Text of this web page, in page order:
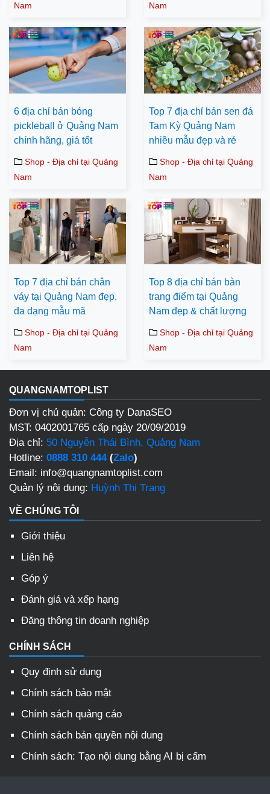
Nam
Nam
6 địa chỉ bán bóng
pickleball ở Quảng Nam
chính hãng, giá tốt
Shop - Địa chỉ tại Quảng
Nam
Top 7 địa chỉ bán sen đá
Tam Kỳ Quảng Nam
nhiều mẫu đẹp và rẻ
Shop - Địa chỉ tại Quảng
Nam
Top 7 địa chỉ bán chân
váy tại Quảng Nam đẹp,
đa dạng mẫu mã
Shop - Địa chỉ tại Quảng
Nam
Top 8 địa chỉ bán bàn
trang điểm tại Quảng
Nam đẹp & chất lượng
Shop - Địa chỉ tại Quảng
Nam
QUANGNAMTOPLIST
Đơn vị chủ quản: Công ty DanaSEO
MST: 0402001765 cấp ngày 20/09/2019
Địa chỉ: 50 Nguyễn Thái Bình, Quảng Nam
Hotline: 0888 310 444(Zalo)
Email: info@quangnamtoplist.com
Quản lý nội dung: Huỳnh Thị Trang
VỀ CHÚNG TÔI
Giới thiệu
Liên hệ
Góp ý
Đánh giá và xếp hạng
Đăng thông tin doanh nghiệp
CHÍNH SÁCH
Quy định sử dụng
Chính sách bảo mật
Chính sách quảng cáo
Chính sách bản quyền nội dung
Chính sách: Tạo nội dung bằng AI bị cấm